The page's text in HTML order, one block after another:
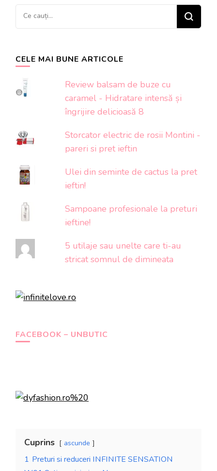
Cauți
ceva?
CELE MAI BUNE ARTICOLE
Review balsam de buze cu
caramel - Hidratare intensă și
îngrijire delicioasă 8
Storcator electric de rosii Montini -
pareri si pret ieftin
Ulei din seminte de cactus la pret
ieftin!
Sampoane profesionale la preturi
ieftine!
5 utilaje sau unelte care ti-au
stricat somnul de dimineata
FACEBOOK – UNBUTIC
Cuprins ascunde
1 Preturi si reduceri INFINITE SENSATION